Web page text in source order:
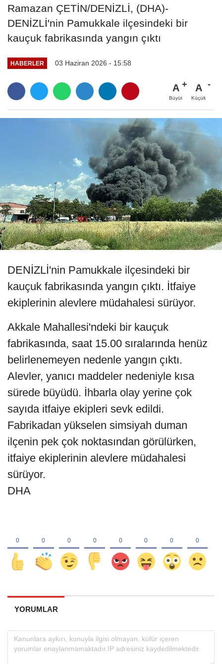
Ramazan ÇETİN/DENİZLİ, (DHA)-
DENİZLİ'nin Pamukkale ilçesindeki bir
kauçuk fabrikasında yangın çıktı
HABERLER 03 Haziran 2026 - 15:58
A
Büyüt
A
Küçült
DENİZLİ'nin Pamukkale ilçesindeki bir
kauçuk fabrikasında yangın çıktı. İtfaiye
ekiplerinin alevlere müdahalesi sürüyor.
Akkale Mahallesi'ndeki bir kauçuk
fabrikasında, saat 15.00 sıralarında henüz
belirlenemeyen nedenle yangın çıktı.
Alevler, yanıcı maddeler nedeniyle kısa
sürede büyüdü. İhbarla olay yerine çok
sayıda itfaiye ekipleri sevk edildi.
Fabrikadan yükselen simsiyah duman
ilçenin pek çok noktasından görülürken,
itfaiye ekiplerinin alevlere müdahalesi
sürüyor.
DHA
YORUMLAR